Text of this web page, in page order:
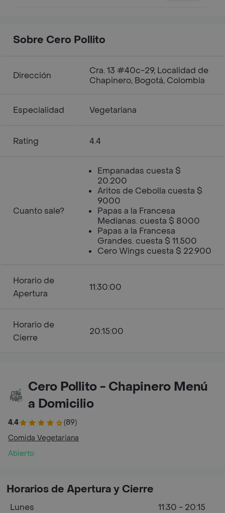
Sobre Cero Pollito
Dirección
Cra. 13 #40c-29, Localidad de
Chapinero, Bogotá, Colombia
Especialidad Vegetariana
Rating 4.4
Cuanto sale?
Empanadas cuesta $
20.200
Aritos de Cebolla cuesta $
9000
Papas a la Francesa
Medianas. cuesta $ 8000
Papas a la Francesa
Grandes. cuesta $ 11.500
Cero Wings cuesta $ 22.900
Horario de
Apertura
11:30:00
Horario de
Cierre
20:15:00
Cero Pollito - Chapinero Menú
a Domicilio
4.4
(89)
Comida Vegetariana
Abierto
Horarios de Apertura y Cierre
Lunes
11:30 - 20:15